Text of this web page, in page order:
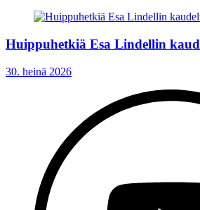
Huippuhetkiä Esa Lindellin
30. heinä 2026